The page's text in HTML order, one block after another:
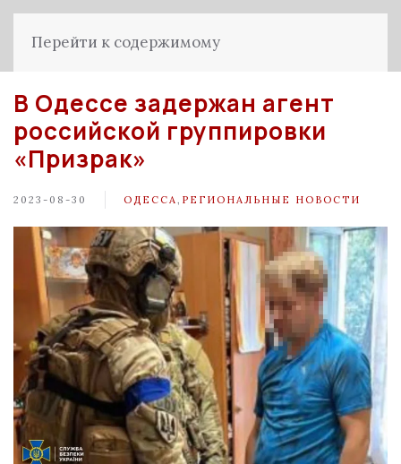
Перейти к содержимому
В Одессе задержан агент
российской группировки
«Призрак»
2023-08-30 ОДЕССА РЕГИОНАЛЬНЫЕ НОВОСТИ